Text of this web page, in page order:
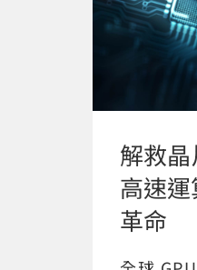
解救
高速
革命